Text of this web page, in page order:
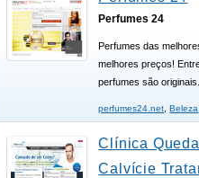
Perfumes 24
Perfumes das
melhores preços!
perfumes são
perfumes24.net, Beleza
Clínica
Calvície